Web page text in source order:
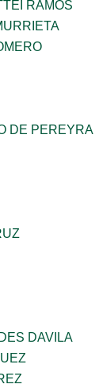
RAMOS
DE PEREYRA
DAVILA